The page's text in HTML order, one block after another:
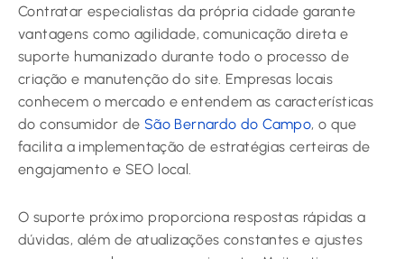
Contratar especialistas da própria cidade garante
vantagens como agilidade, comunicação direta e
suporte humanizado durante todo o processo de
criação e manutenção do site. Empresas locais
conhecem o mercado e entendem as características
do consumidor de São Bernardo do Campo, o que
facilita a implementação de estratégias certeiras de
engajamento e SEO local.
O suporte próximo proporciona respostas rápidas a
dúvidas, além de atualizações constantes e ajustes